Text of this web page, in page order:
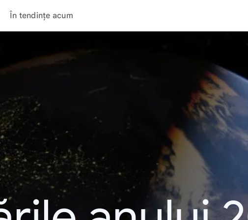
În tendințe acum